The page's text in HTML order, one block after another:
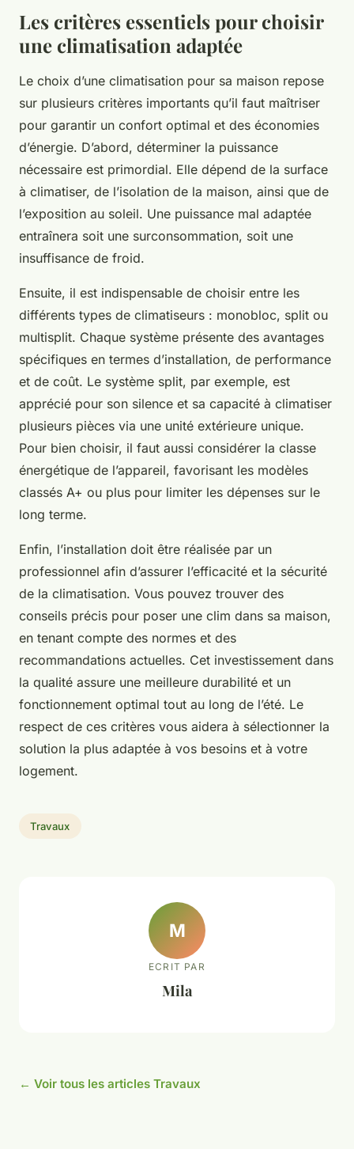
Les critères essentiels pour choisir
une climatisation adaptée
Le choix d’une climatisation pour sa maison repose
sur plusieurs critères importants qu’il faut maîtriser
pour garantir un confort optimal et des économies
d’énergie. D’abord, déterminer la puissance
nécessaire est primordial. Elle dépend de la surface
à climatiser, de l’isolation de la maison, ainsi que de
l’exposition au soleil. Une puissance mal adaptée
entraînera soit une surconsommation, soit une
insuffisance de froid.
Ensuite, il est indispensable de choisir entre les
différents types de climatiseurs : monobloc, split ou
multisplit. Chaque système présente des avantages
spécifiques en termes d’installation, de performance
et de coût. Le système split, par exemple, est
apprécié pour son silence et sa capacité à climatiser
plusieurs pièces via une unité extérieure unique.
Pour bien choisir, il faut aussi considérer la classe
énergétique de l’appareil, favorisant les modèles
classés A+ ou plus pour limiter les dépenses sur le
long terme.
Enfin, l’installation doit être réalisée par un
professionnel afin d’assurer l’efficacité et la sécurité
de la climatisation. Vous pouvez trouver des
conseils précis pour poser une clim dans sa maison,
en tenant compte des normes et des
recommandations actuelles. Cet investissement dans
la qualité assure une meilleure durabilité et un
fonctionnement optimal tout au long de l’été. Le
respect de ces critères vous aidera à sélectionner la
solution la plus adaptée à vos besoins et à votre
logement.
Travaux
M
ECRIT PAR
Mila
← Voir tous les articles Travaux